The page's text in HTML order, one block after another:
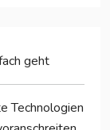
geht
Technologien